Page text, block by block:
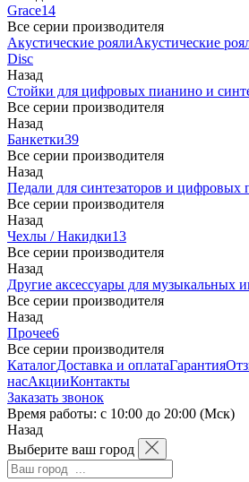
Grace14
Все серии производителя
Акустические роялиАкустические
Disc
Назад
Стойки для цифровых пианино и
Все серии производителя
Назад
Банкетки39
Все серии производителя
Назад
Педали для синтезаторов и цифровых
Все серии производителя
Назад
Чехлы / Накидки13
Все серии производителя
Назад
Другие аксессуары для музыкальных
Все серии производителя
Назад
Прочее6
Все серии производителя
КаталогДоставка и оплатаГарантия
насАкцииКонтакты
Заказать звонок
Время работы: с 10:00 до 20:00 (Мск)
Назад
Выберите ваш город